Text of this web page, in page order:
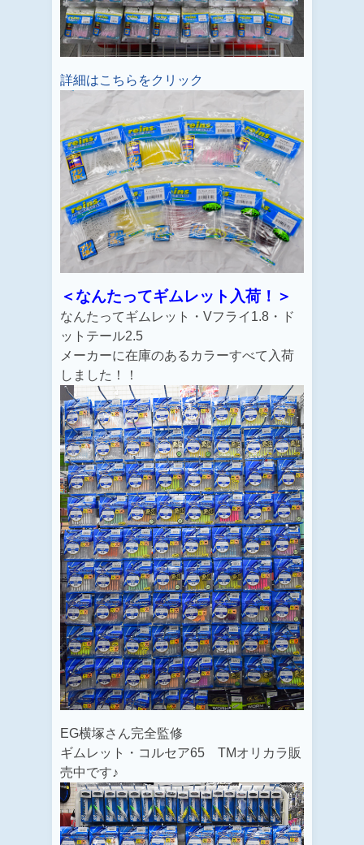
詳細はこちらをクリック
＜なんたってギムレット入荷！＞
なんたってギムレット・Vフライ1.8・ド
ットテール2.5
メーカーに在庫のあるカラーすべて入荷
しました！！
EG横塚さん完全監修
ギムレット・コルセア65 TMオリカラ販
売中です♪